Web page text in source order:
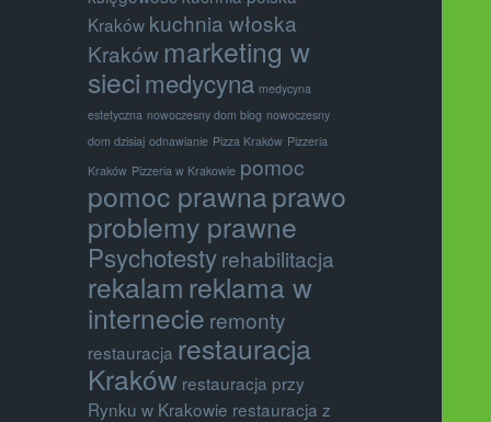
Kraków kuchnia włoska
Krakówmarketing w
siecimedycyna medycyna
estetyczna nowoczesny dom blog nowoczesny
dom dzisiaj odnawianie Pizza Kraków Pizzeria
Kraków Pizzeria w Krakowie pomoc
pomoc prawnaprawo
problemy prawne
Psychotestyrehabilitacja
rekalam reklama w
internecie remonty
restauracja restauracja
Kraków restauracja przy
Rynku w Krakowie restauracja z